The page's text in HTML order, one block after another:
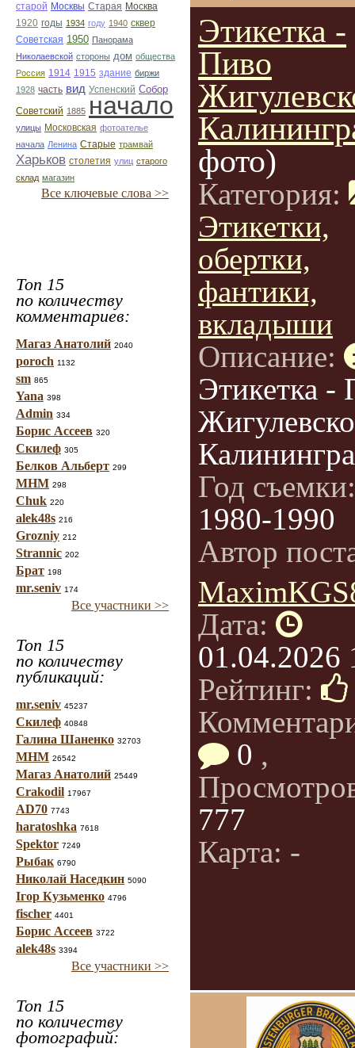
старой Москвы Старая Москва
1920 годы 1934 году 1940 сквер
Советская 1950 Панорама
Николаевской стороны дом общества
Россия 1914 1915 здание биржи
1928 часть вид Успенский Собор
Советский 1885 начало
улицы Московская фотоателье
начала Ленина Старые трамвай
Харьков столетия улиц старого
склад магазин
Все ключевые слова >>
Топ 15
по количеству
комментариев:
Магаз Анатолий 2040
poroch 1132
sm 865
Yana 398
Admin 334
Борис Ассеев 320
Скилеф 305
Белков Альберт 299
МНМ 298
Chuk 220
alek48s 216
Grozniy 212
Strannic 202
Брат 198
mr.seniv 174
Все участники >>
Топ 15
по количеству
публикаций:
mr.seniv 45237
Скилеф 40848
Галина Шаненко 32703
МНМ 26542
Магаз Анатолий 25449
Crakodil 17967
AD70 7743
haratoshka 7618
Spektor 7249
Рыбак 6790
Николай Наседкин 5090
Ігор Кузьменко 4796
fischer 4401
Борис Ассеев 3722
alek48s 3394
Все участники >>
Топ 15
по количеству
фотографий:
Этикетка -
Пиво
фото)
Категория:
Этикетки,
обертки,
фантики,
вкладыши
Описание:
Этикетка -
Год
1980-1990
Автор
Дата:
01.04.2026
Рейтинг:
0 ,
777
Карта: -